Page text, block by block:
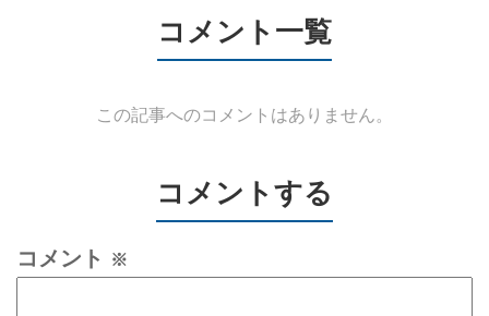
コメント一覧
この記事へのコメントはありません。
コメントする
コメント ※